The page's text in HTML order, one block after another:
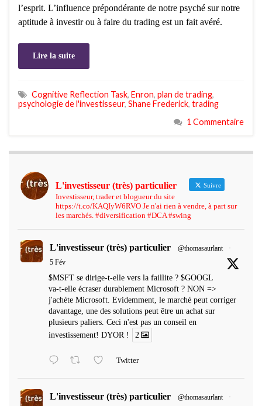
l’esprit. L’influence prépondérante de notre psyché sur notre
aptitude à investir ou à faire du trading est un fait avéré.
Lire la suite
Cognitive Reflection Task, Enron, plan de trading,
psychologie de l'investisseur, Shane Frederick, trading
1 Commentaire
L'investisseur (très) particulier Suivre
Investisseur, trader et blogueur du site
https://t.co/KAQIyW6RVO Je n'ai rien à vendre, à part sur
les marchés. #diversification #DCA #swing
L'investisseur (très) particulier @thomasaurlant
·
5 Fév
$MSFT se dirige-t-elle vers la faillite ? $GOOGL
va-t-elle écraser durablement Microsoft ? NON =>
j'achète Microsoft. Evidemment, le marché peut corriger
davantage, une des solutions peut être un achat sur
plusieurs paliers. Ceci n'est pas un conseil en
investissement! DYOR !
2
Twitter
L'investisseur (très) particulier @thomasaurlant
·